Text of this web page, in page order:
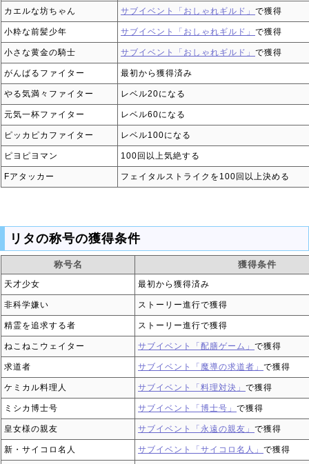
カエルな坊ちゃん サブイベント「おしゃれギルド」 で獲得
小粋な前髪少年 サブイベント「おしゃれギルド」 で獲得
小さな黄金の騎士 サブイベント「おしゃれギルド」 で獲得
がんばるファイター 最初から獲得済み
やる気満々ファイター レベル20になる
元気一杯ファイター レベル60になる
ピッカピカファイター レベル100になる
ピヨピヨマン 100回以上気絶する
Fアタッカー フェイタルストライクを100回以上決める
リタの称号の獲得条件
称号名 獲得条件
天才少女 最初から獲得済み
非科学嫌い ストーリー進行で獲得
精霊を追求する者 ストーリー進行で獲得
ねこねこウェイター サブイベント「配膳ゲーム」 で獲得
求道者 サブイベント「魔導の求道者」 で獲得
ケミカル料理人 サブイベント「料理対決」 で獲得
ミシカ博士号 サブイベント「博士号」 で獲得
皇女様の親友 サブイベント「永遠の親友」 で獲得
新・サイコロ名人 サブイベント「サイコロ名人」 で獲得